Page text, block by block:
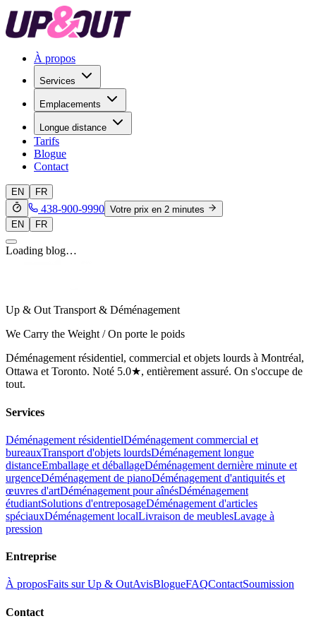
À propos
Services
Emplacements
Longue distance
Tarifs
Blogue
Contact
EN FR
438-900-9990 Votre prix en 2 minutes
EN
FR
Loading blog…
Up & Out Transport & Déménagement
We Carry the Weight / On porte le poids
Déménagement résidentiel, commercial et objets lourds à Montréal,
Ottawa et Toronto. Noté 5.0★, entièrement assuré. On s'occupe de
tout.
Services
Déménagement résidentielDéménagement commercial et
bureauxTransport d'objets lourdsDéménagement longue
distanceEmballage et déballageDéménagement dernière minute et
urgenceDéménagement de pianoDéménagement d'antiquités et
œuvres d'artDéménagement pour aînésDéménagement
étudiantSolutions d'entreposageDéménagement d'articles
spéciauxDéménagement localLivraison de meublesLavage à
pression
Entreprise
À proposFaits sur Up & OutAvisBlogueFAQContactSoumission
Contact